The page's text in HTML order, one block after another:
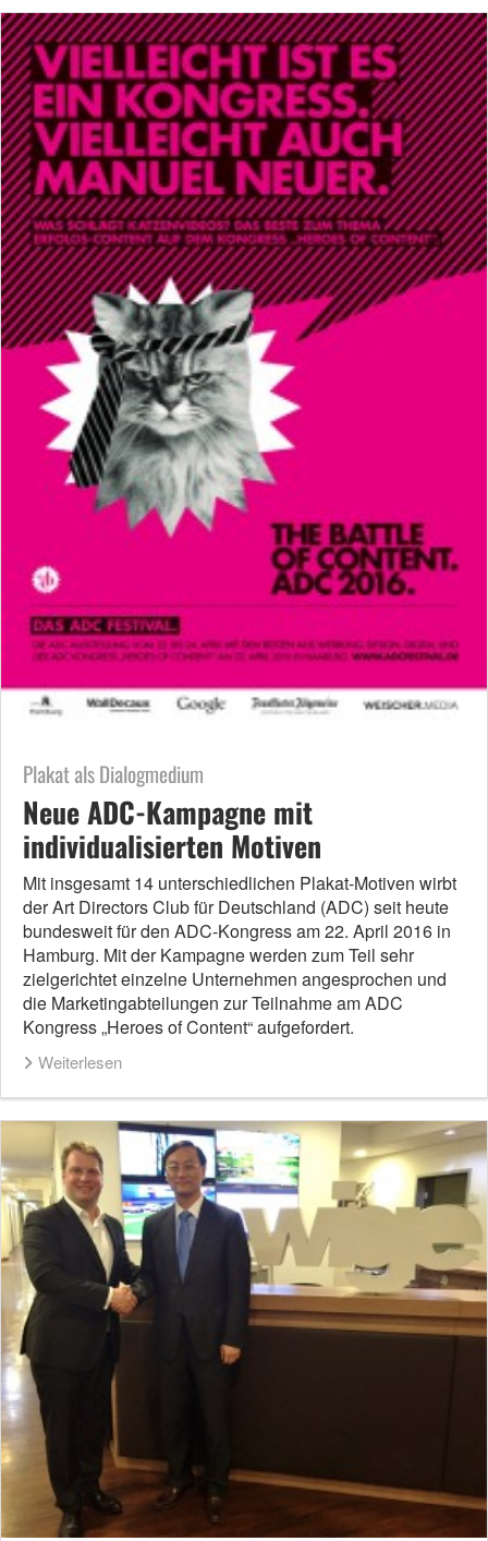
Plakat als Dialogmedium
Neue ADC-Kampagne mit
individualisierten Motiven
Mit insgesamt 14 unterschiedlichen Plakat-Motiven wirbt
der Art Directors Club für Deutschland (ADC) seit heute
bundesweit für den ADC-Kongress am 22. April 2016 in
Hamburg. Mit der Kampagne werden zum Teil sehr
zielgerichtet einzelne Unternehmen angesprochen und
die Marketingabteilungen zur Teilnahme am ADC
Kongress „Heroes of Content“ aufgefordert.
Weiterlesen